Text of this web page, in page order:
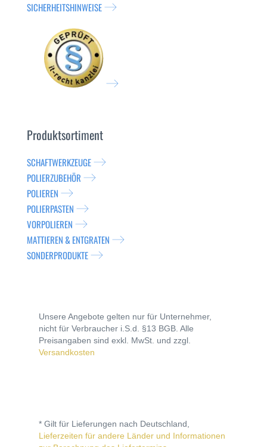
SICHERHEITSHINWEISE
Produktsortiment
SCHAFTWERKZEUGE
POLIERZUBEHÖR
POLIEREN
POLIERPASTEN
VORPOLIEREN
MATTIEREN & ENTGRATEN
SONDERPRODUKTE
Unsere Angebote gelten nur für Unternehmer,
nicht für Verbraucher i.S.d. §13 BGB. Alle
Preisangaben sind exkl. MwSt. und zzgl.
Versandkosten
* Gilt für Lieferungen nach Deutschland,
Lieferzeiten für andere Länder und Informationen